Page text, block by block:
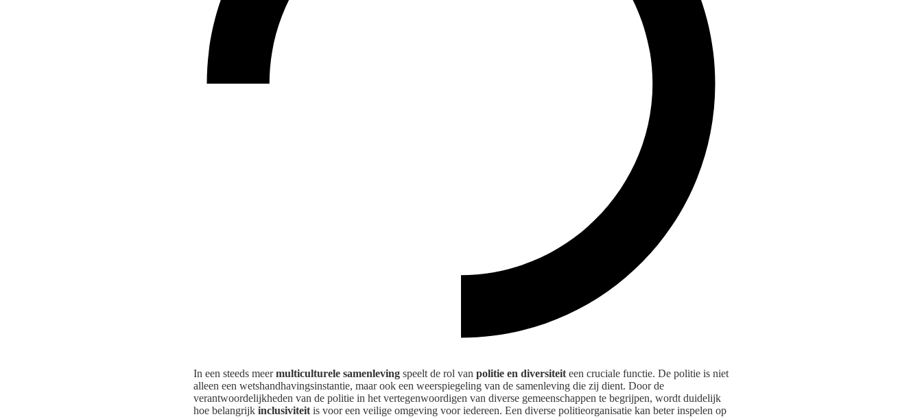
In een steeds meermulticulturele samenleving speelt de rol van politie en diversiteit een cruciale functie. De politie is niet
alleen een wetshandhavingsinstantie, maar ook een weerspiegeling van de samenleving die zij dient. Door de
verantwoordelijkheden van de politie in het vertegenwoordigen van diverse gemeenschappen te begrijpen, wordt duidelijk
hoe belangrijk inclusiviteit is voor een veilige omgeving voor iedereen. Een diverse politieorganisatie kan beter inspelen op